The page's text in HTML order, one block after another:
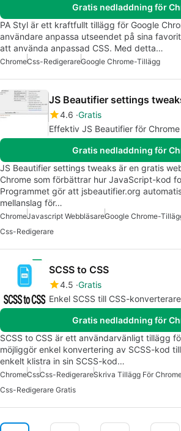
Gratis nedladdning för
PA Styl är ett kraftfullt tillägg för Google
användare anpassa utseendet på sina
att använda anpassad CSS. Med detta…
ChromeCss-RedigerareGoogle Chrome-Tillägg
JS Beautifier settings
4.6 Gratis
Effektiv JS Beautifier för Chrome
Gratis nedladdning för
JS Beautifier settings tweaks är en gratis
Chrome som förbättrar hur JavaScript-kod
Programmet gör att jsbeautifier.org
mellanslag för…
ChromeJavascript WebbläsareGoogle Chrome-
Css-Redigerare
SCSS to CSS
4.5 Gratis
Enkel SCSS till CSS-
Gratis nedladdning för
SCSS to CSS är ett användarvänligt tillägg
möjliggör enkel konvertering av SCSS-kod
enkelt klistra in sin SCSS-kod…
ChromeCssCss-RedigerareSkriva Tillägg För
Css-Redigerare Gratis